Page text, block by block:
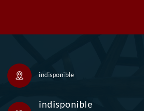
indisponible
indisponible